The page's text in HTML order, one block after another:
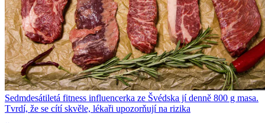
Sedmdesátiletá fitness influencerka ze Švédska jí denně 800 g masa.
Tvrdí, že se cítí skvěle, lékaři upozorňují na rizika